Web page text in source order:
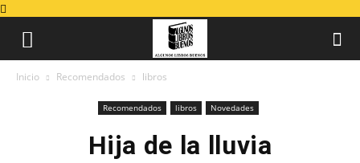
Inicio Recomendados libros
Recomendados libros Novedades
Hija de la lluvia